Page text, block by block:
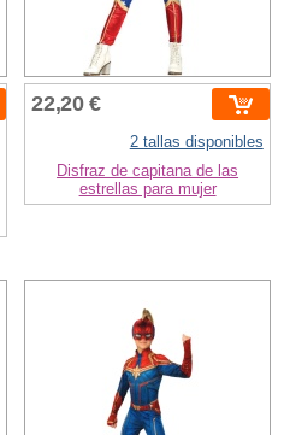
22,20 €
2 tallas disponibles
Disfraz de capitana de las
estrellas para mujer